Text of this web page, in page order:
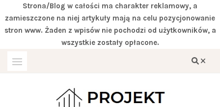
Strona/Blog w całości ma charakter reklamowy, a
zamieszczone na niej artykuły mają na celu pozycjonowanie
stron www. Żaden z wpisów nie pochodzi od użytkowników, a
wszystkie zostały opłacone.